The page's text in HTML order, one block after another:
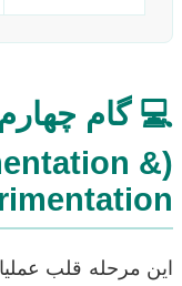
💻 گام
&
این مرحله قلب